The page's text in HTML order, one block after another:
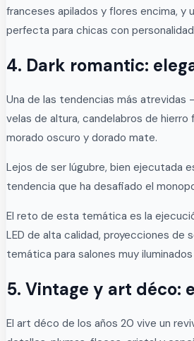
franceses apilados y flores encima, y
perfecta para chicas con
4. Dark romantic:
Una de las tendencias más atrevidas
velas de altura, candelabros de
morado oscuro y dorado mate.
Lejos de ser lúgubre, bien ejecutada
tendencia que ha desafiado el
El reto de esta temática es la
LED de alta calidad, proyecciones
temática para salones muy
5. Vintage y art déco:
El art déco de los años 20 vive un